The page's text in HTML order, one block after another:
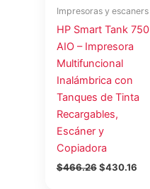
Impresoras y escaners
HP Smart Tank 750
AIO – Impresora
Multifuncional
Inalámbrica con
Tanques de Tinta
Recargables,
Escáner y
Copiadora
$466.26 $430.16